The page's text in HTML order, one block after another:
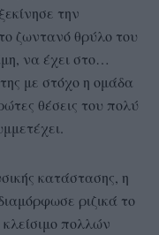
την
ζωντανό θρύλο του
να έχει στο…
με στόχο η ομάδα
θέσεις του πολύ
κατάστασης, η
ριζικά το
κλείσιμο πολλών